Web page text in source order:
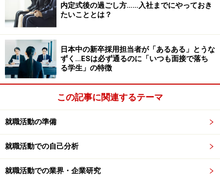
そして仕事は、誰だって何だって「辛い、大変、嫌だ」
から始まる。ならば！あなたの生活や経験の中で「辛か
った、大変だった、嫌だった」ことの中に、評価される
凄い自分が隠されていると思えばいい。胸を張って言い
たくない“少々ネガティブな経験”の中にこそ、実は大き
な底力を身に付けてきた土壌があるのだから。
今までの生活経験の中の「本音となぜ」を
●ずっと続けてきた習い事やスポーツ
「やめたかったことが何度もあった」―でもなぜ続けた
内定式後の過ごし方……入社までにやっておき
たいこととは？
日本中の新卒採用担当者が「あるある」とうな
ずく…ESは必ず通るのに「いつも面接で落ち
る学生」の特徴
この記事に関連するテーマ
就職活動の準備
就職活動での自己分析
就職活動での業界・企業研究